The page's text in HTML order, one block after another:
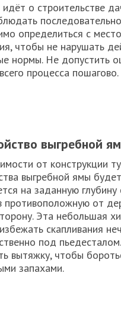
идёт о строительстве
определиться с
чтобы не нарушать
нормы. Не допустить
процесса пошагово.
выгребной
от конструкции
выгребной ямы
на заданную
противоположную от
Эта небольшая
скапливания
под
вытяжку, чтобы
запахами.